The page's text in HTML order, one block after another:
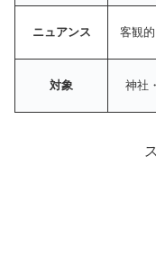
ニュアンス 客観
対象 神社